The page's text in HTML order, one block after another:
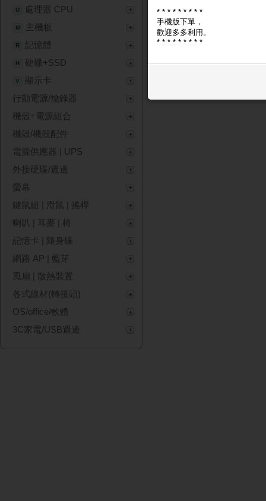
U 處理器 CPU
M 主機板
R 記憶體
H 硬碟+SSD
V
顯示卡
行動電源/燒錄器
機殼+電源組合
機殼/機殼配件
電源供應器 | UPS
外接硬碟/週邊
螢幕
鍵鼠組 | 滑鼠 | 搖桿
喇叭 | 耳麥 | 椅
記憶卡 | 隨身碟
網路 AP | 藍芽
風扇 | 散熱裝置
各式線材(轉接頭)
OS/office/軟體
3C家電/USB週邊
* * * * * * * * *
手機版下單，
歡迎多多利用。
* * * * * * * * *